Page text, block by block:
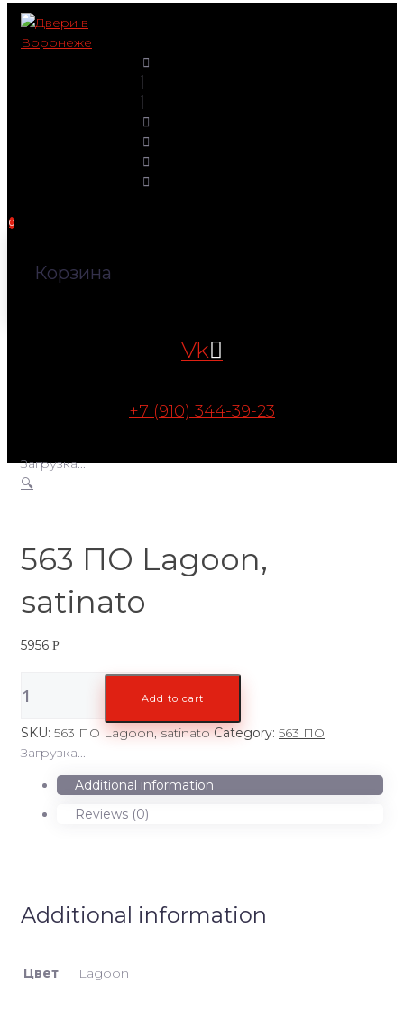
Перейти
контенту
0
Корзина
Vk
+7 (910) 344-39-23
Загрузка...
🔍
563 ПО Lagoon,
satinato
5956 Р
ПО
satinato
quantity
Add to cart
SKU: 563 ПО Lagoon, satinato Category: 563 ПО
Загрузка...
Additional information
Reviews (0)
Additional information
Цвет Lagoon